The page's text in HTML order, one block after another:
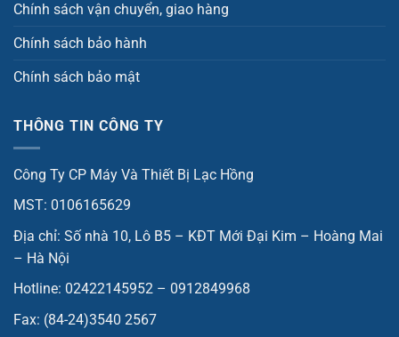
Chính sách vận chuyển, giao hàng
Chính sách bảo hành
Chính sách bảo mật
THÔNG TIN CÔNG TY
Công Ty CP Máy Và Thiết Bị Lạc Hồng
MST: 0106165629
Địa chỉ: Số nhà 10, Lô B5 – KĐT Mới Đại Kim – Hoàng Mai
– Hà Nội
Hotline: 02422145952 – 0912849968
Fax: (84-24)3540 2567